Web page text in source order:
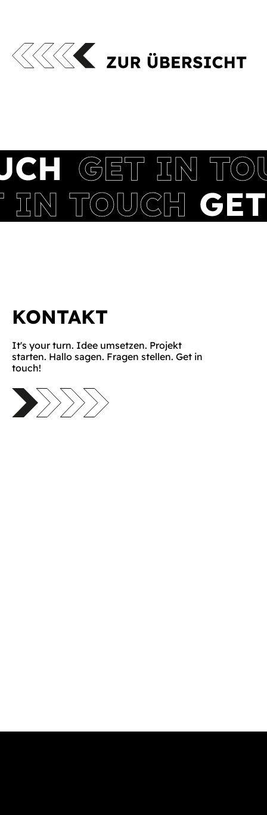
KONTAKT
It's your turn. Idee umsetzen. Projekt
starten. Hallo sagen. Fragen stellen. Get in
touch!